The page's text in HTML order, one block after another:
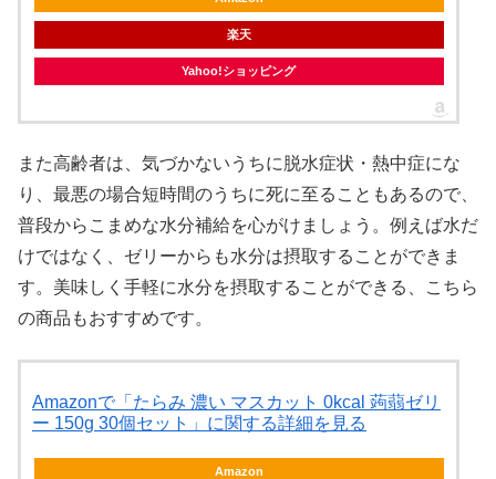
楽天
Yahoo!ショッピング
また高齢者は、気づかないうちに脱水症状・熱中症にな
り、最悪の場合短時間のうちに死に至ることもあるので、
普段からこまめな水分補給を心がけましょう。例えば水だ
けではなく、ゼリーからも水分は摂取することができま
す。美味しく手軽に水分を摂取することができる、こちら
の商品もおすすめです。
Amazonで「たらみ 濃い マスカット 0kcal 蒟蒻ゼリ
ー 150g 30個セット」に関する詳細を見る
Amazon